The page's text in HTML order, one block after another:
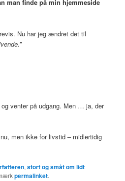
man finde på min hjemmeside
Nu har jeg ændret det til
venter på udgang. Men … ja, der
men ikke for livstid – midlertidig
,stort og småt om lidt
permalinket.